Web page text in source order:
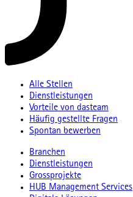
Alle Stellen
Dienstleistungen
Vorteile von dasteam
Häufig gestellte Fragen
Spontan bewerben
Branchen
Dienstleistungen
Grossprojekte
HUB Management Services